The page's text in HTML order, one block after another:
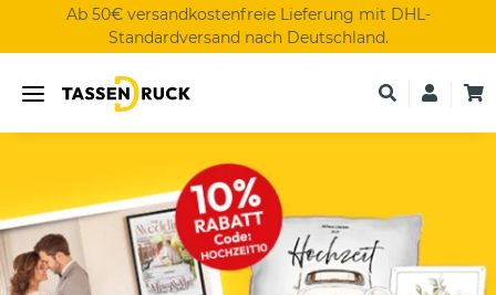
Ab 50€ versandkostenfreie Lieferung mit DHL-
Standardversand nach Deutschland.